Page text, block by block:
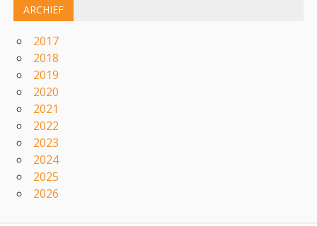
ARCHIEF
2017
2018
2019
2020
2021
2022
2023
2024
2025
2026